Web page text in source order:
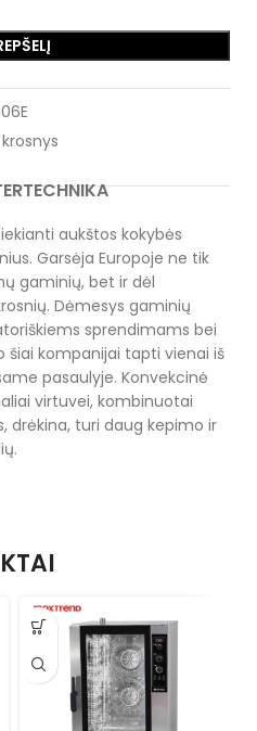
aukštos kokybės
Garsėja Europoje ne tik
gaminių, bet ir dėl
Dėmesys gaminių
sprendimams bei
kompanijai tapti vienai iš
pasaulyje. Konvekcinė
virtuvei, kombinuotai
drėkina, turi daug kepimo ir